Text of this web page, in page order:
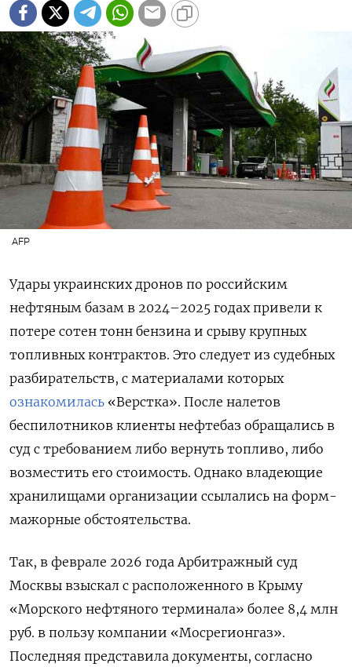
AFP
Удары украинских дронов по российским
нефтяным базам в 2024–2025 годах привели к
потере сотен тонн бензина и срыву крупных
топливных контрактов. Это следует из судебных
разбирательств, с материалами которых
ознакомилась «Верстка». После налетов
беспилотников клиенты нефтебаз обращались в
суд с требованием либо вернуть топливо, либо
возместить его стоимость. Однако владеющие
хранилищами организации ссылались на форм-
мажорные обстоятельства.
Так, в феврале 2026 года Арбитражный суд
Москвы взыскал с расположенного в Крыму
«Морского нефтяного терминала» более 8,4 млн
руб. в пользу компании «Мосрегионгаз».
Последняя представила документы, согласно